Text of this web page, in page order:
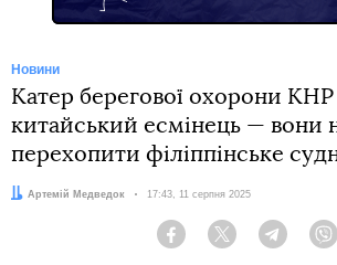
Новини
Катер берегової охорони КНР
китайський есмінець — вони
перехопити філіппінське
Автор:
Артемій Медведок Дата:
17:43, 11 серпня 2025
Facebook Twitter Telegram